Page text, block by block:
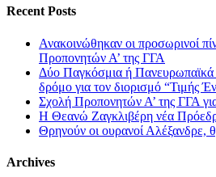
Recent Posts
Ανακοινώθηκαν οι προσωρινοί
Προπονητών Α’ της ΓΓΑ
Δύο Παγκόσμια ή Πανευρωπαϊκά
δρόμο για τον διορισμό “Τιμής
Σχολή Προπονητών Α’ της ΓΓΑ
Η Θεανώ Ζαγκλιβέρη νέα
Θρηνούν οι ουρανοί Αλέξανδρε,
Archives